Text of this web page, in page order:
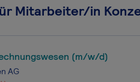
Mitarbeiter/in
(m/w/d)
AG